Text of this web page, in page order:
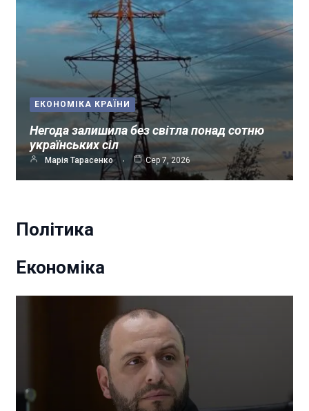
ЕКОНОМІКА КРАЇНИ
Негода залишила без світла понад сотню
українських сіл
Марія Тарасенко Сер 7, 2026
Політика
Економіка